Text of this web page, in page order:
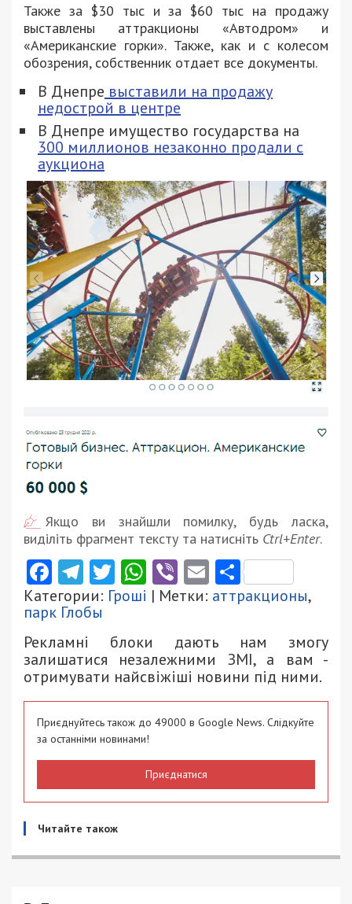
Также за $30 тыс и за $60 тыс на продажу
выставлены аттракционы «Автодром» и
«Американские горки». Также, как и с колесом
обозрения, собственник отдает все документы.
В Днепре выставили на продажу
недострой в центре
В Днепре имущество государства на
300 миллионов незаконно продали с
аукциона
Якщо ви знайшли помилку, будь ласка,
виділіть фрагмент тексту та натисніть Ctrl+Enter.
Facebook
Telegram
Twitter
WhatsApp
ViberEmail
Категории: Гроші | Метки: аттракционы,
парк Глобы
Рекламні блоки дають нам змогу
залишатися незалежними ЗМІ, а вам -
отримувати найсвіжіші новини під ними.
Приєднуйтесь також до 49000 в Google News. Слідкуйте
за останніми новинами!
Приєднатися
Читайте також